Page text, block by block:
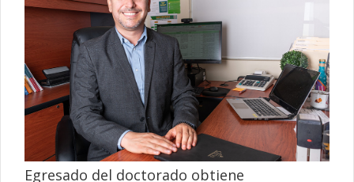
Egresado del doctorado obtiene